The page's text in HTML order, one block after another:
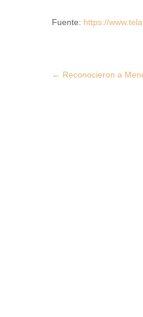
Fuente: https://
Post
← Reconocieron a